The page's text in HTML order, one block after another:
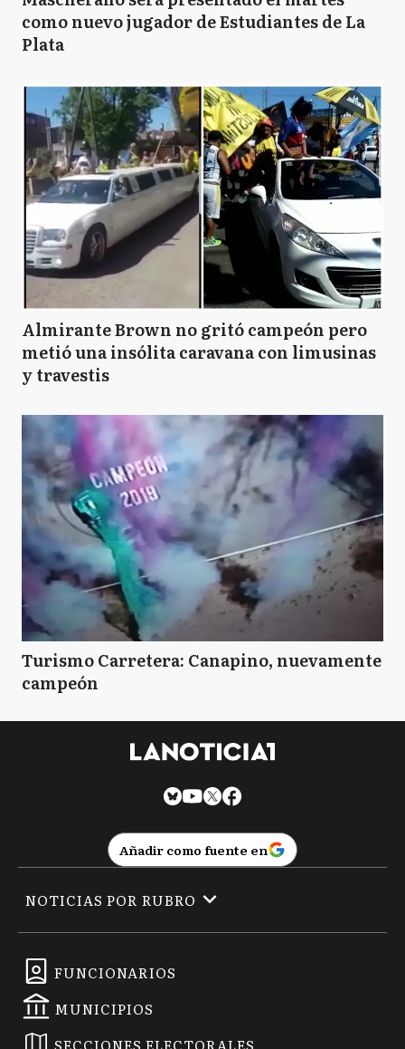
como nuevo jugador de Estudiantes de La
Plata
Almirante Brown no gritó campeón pero
metió una insólita caravana con limusinas
y travestis
Turismo Carretera: Canapino, nuevamente
campeón
Añadir como fuente en
FUNCIONARIOS
MUNICIPIOS
NOTICIAS POR RUBRO